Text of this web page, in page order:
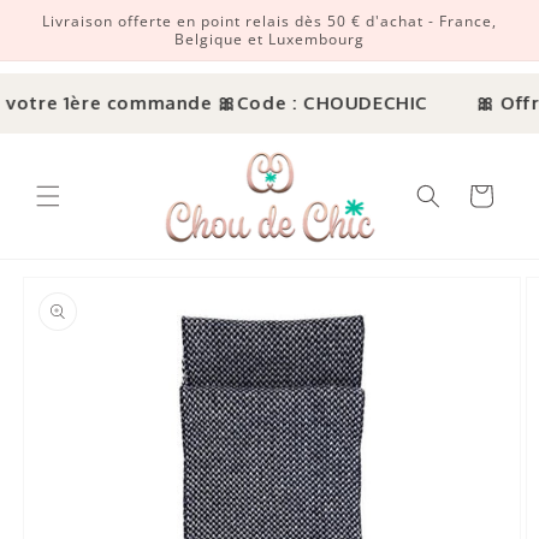
et passer au contenu
Livraison offerte en point relais dès 50 € d'achat - France,
Belgique et Luxembourg
1ère commande 🎀Code : CHOUDECHIC 🎀
Panier
informations produits